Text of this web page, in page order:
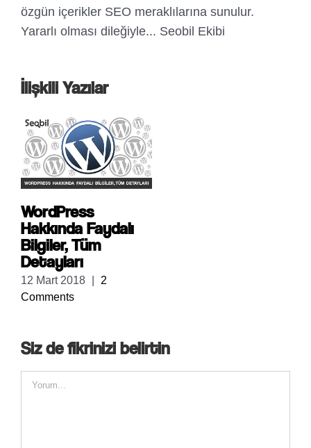
özgün içerikler SEO meraklılarına sunulur.
Yararlı olması dileğiyle... Seobil Ekibi
İlişkili Yazılar
WordPress
Hakkında Faydalı
Bilgiler, Tüm
Detayları
12 Mart 2018
2
Comments
Siz de fikrinizi belirtin
Comment